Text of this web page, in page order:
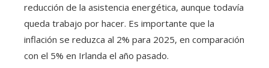
reducción de la asistencia energética, aunque todavía
queda trabajo por hacer. Es importante que la
inflación se reduzca al 2% para 2025, en comparación
con el 5% en Irlanda el año pasado.